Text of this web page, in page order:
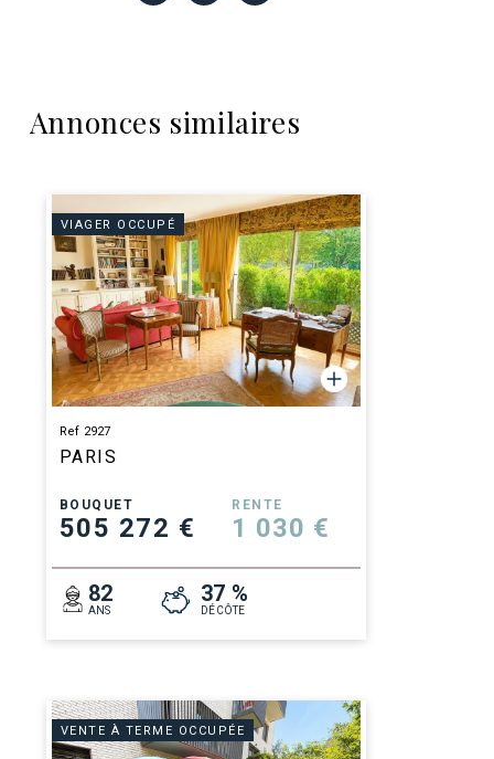
Annonces similaires
VIAGER OCCUPÉ
Ref 2927
PARIS
BOUQUET
505 272 €
RENTE
1 030 €
82
ANS
37 %
DÉCÔTE
VENTE À TERME OCCUPÉE